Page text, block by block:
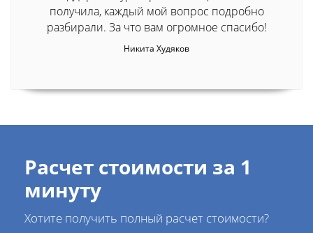
получила, каждый мой вопрос подробно
разбирали. За что вам огромное спасибо!
Никита Худяков
Расчет стоимости за 1
минуту
Хотите получить полный расчет стоимости?